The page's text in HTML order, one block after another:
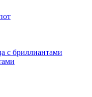
с бриллиантами